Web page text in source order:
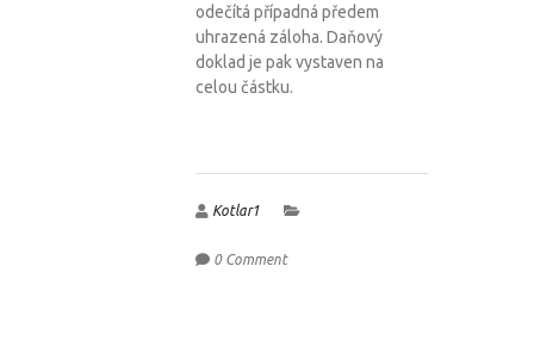
odečítá případná předem
uhrazená záloha. Daňový
doklad je pak vystaven na
celou částku.
Kotlar1
0 Comment